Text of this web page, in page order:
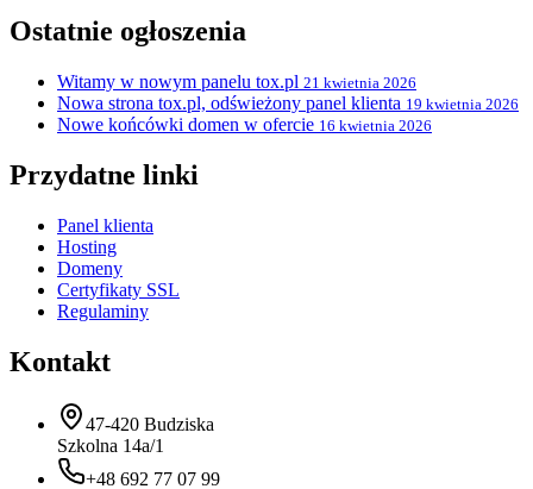
Ostatnie ogłoszenia
Witamy w nowym panelu tox.pl 21 kwietnia 2026
Nowa strona tox.pl, odświeżony panel klienta 19 kwietnia 2026
Nowe końcówki domen w ofercie 16 kwietnia 2026
Przydatne linki
Panel klienta
Hosting
Domeny
Certyfikaty SSL
Regulaminy
Kontakt
47-420 Budziska
Szkolna 14a/1
+48 692 77 07 99